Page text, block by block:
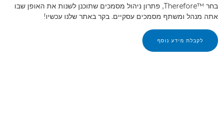
בחר Therefore™‎, פתרון ניהול מסמכים שתוכנן לשנות את האופן שבו
אתה מנהל ומשתף מסמכים עסקיים. בקר באתר שלנו עכשיו!
לקבלת מידע נוסף